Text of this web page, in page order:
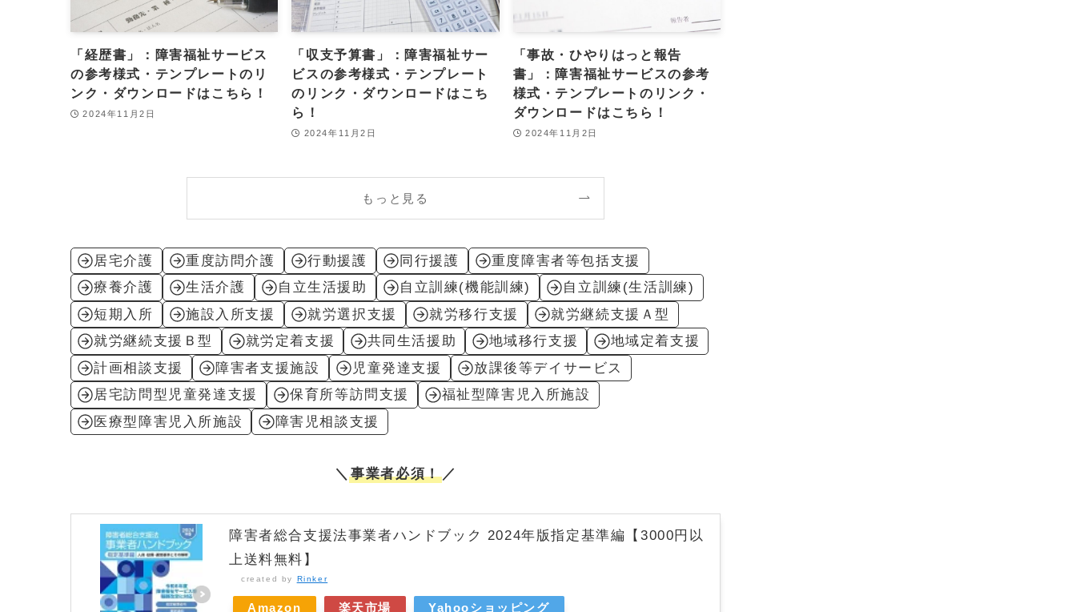
「経歴書」：障害福祉サービス
の参考様式・テンプレートのリ
ンク・ダウンロードはこちら！
2024年11月2日
「収支予算書」：障害福祉サー
ビスの参考様式・テンプレート
のリンク・ダウンロードはこち
ら！
2024年11月2日
「事故・ひやりはっと報告
書」：障害福祉サービスの参考
様式・テンプレートのリンク・
ダウンロードはこちら！
2024年11月2日
もっと見る
居宅介護 重度訪問介護 行動援護 同行援護
重度障害者等包括支援
療養介護
生活介護 自立生活援助 自立訓練(機能訓練)
自立訓練(生活訓練)
短期入所
施設入所支援 就労選択支援 就労移行支援
就労継続支援Ａ型
就労継続支援Ｂ型
就労定着支援 共同生活援助 地域移行支援
地域定着支援
計画相談支援
障害者支援施設 児童発達支援
放課後等デイサービス
居宅訪問型児童発達支援
保育所等訪問支援
福祉型障害児入所施設
医療型障害児入所施設
障害児相談支援
＼事業者必須！／
障害者総合支援法事業者ハンドブック 2024年版指定基準編【3000円以
上送料無料】
created by Rinker
Amazon 楽天市場 Yahooショッピング